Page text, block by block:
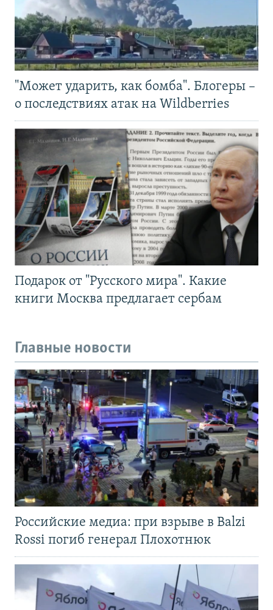
"Может ударить, как бомба". Блогеры –
о последствиях атак на Wildberries
Подарок от "Русского мира". Какие
книги Москва предлагает сербам
Главные новости
Российские медиа: при взрыве в Balzi
Rossi погиб генерал Плохотнюк